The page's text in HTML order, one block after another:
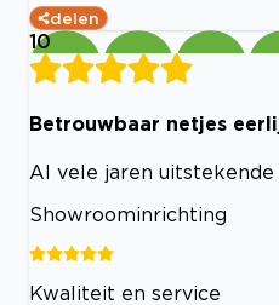
delen
10
Betrouwbaar netjes
Al vele jaren uitstekende
Showroominrichting
Kwaliteit en service